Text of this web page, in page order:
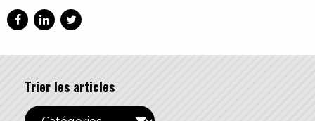
Trier les articles